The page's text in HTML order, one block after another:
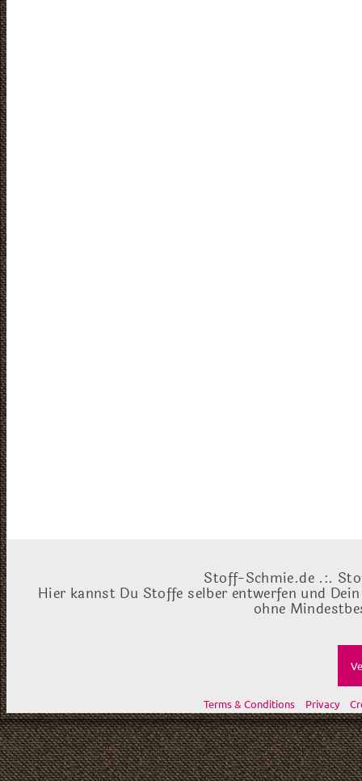
Stoff-Schmie.de .:.
Hier kannst Du Stoffe selber entwerfen und
ohne
Terms & Conditions Privacy